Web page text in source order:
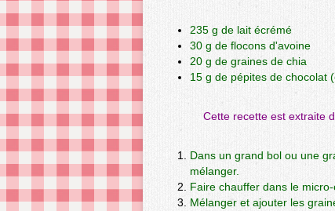
235 g de lait écrémé
30 g de flocons d'avoine
20 g de graines de chia
15 g de pépites de chocolat
Cette recette est extraite
Dans un grand bol ou une
mélanger.
Faire chauffer dans le
Mélanger et ajouter les